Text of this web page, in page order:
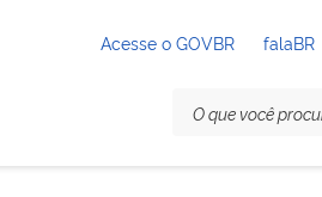
Acesse o GOVBR falaBR